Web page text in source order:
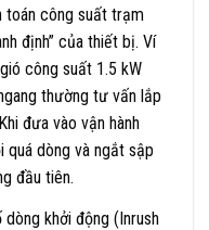
toán công suất trạm
định” của thiết bị. Ví
công suất 1.5 kW
thường tư vấn lắp
đưa vào vận hành
dòng và ngắt sập
đầu tiên.
khởi động (Inrush